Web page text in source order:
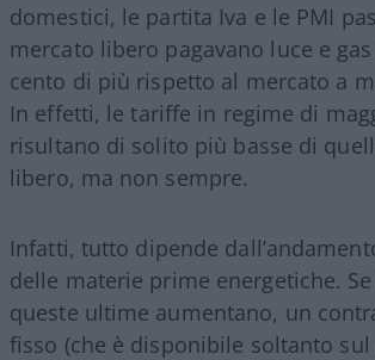
domestici, le partita Iva e le PMI
mercato libero pagavano luce e
cento di più rispetto al mercato a
In effetti, le tariffe in regime di
risultano di solito più basse di
libero, ma non sempre.
Infatti, tutto dipende
delle materie prime energetiche.
queste ultime aumentano, un
fisso (che è disponibile soltanto